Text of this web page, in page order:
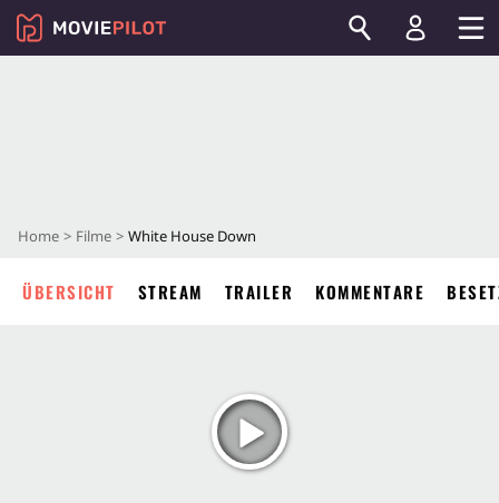
Home Filme White House Down
ÜBERSICHT STREAM TRAILER KOMMENTARE